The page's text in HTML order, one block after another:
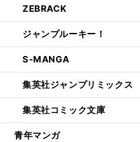
ZEBRACK
ジャンプルーキー！
S-MANGA
集英社ジャンプリミックス
集英社コミック文庫
青年マンガ